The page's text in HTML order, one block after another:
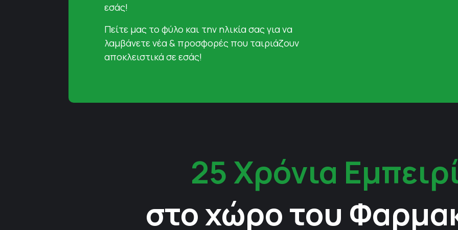
εσάς!
Πείτε μας το φύλο και την ηλικία σας για να
λαμβάνετε νέα & προσφορές που ταιριάζουν
αποκλειστικά σε εσάς!
25 Χρόνια
στο χώρο του